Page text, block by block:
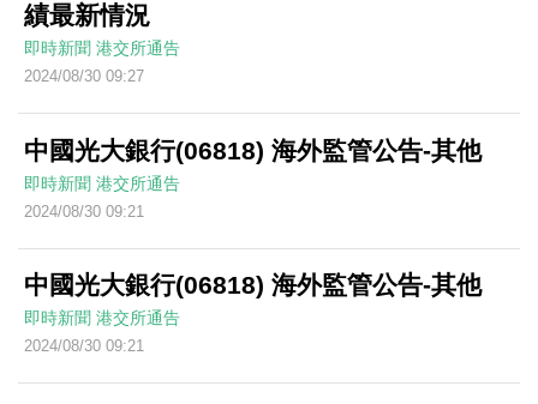
績最新情況
即時新聞 港交所通告
2024/08/30 09:27
中國光大銀行(06818) 海外監管公告-其他
即時新聞 港交所通告
2024/08/30 09:21
中國光大銀行(06818) 海外監管公告-其他
即時新聞 港交所通告
2024/08/30 09:21